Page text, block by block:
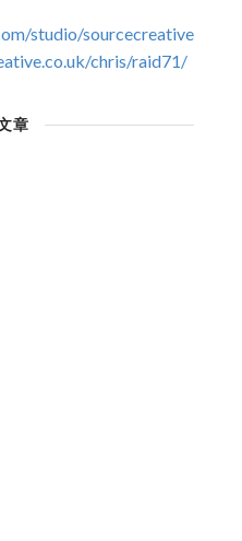
studio/sourcecreative
chris/raid71/
章